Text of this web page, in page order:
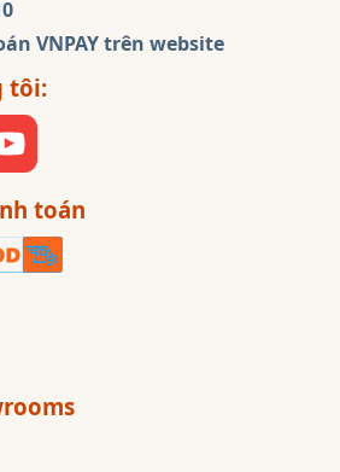
VNPAY trên website
tôi:
toán